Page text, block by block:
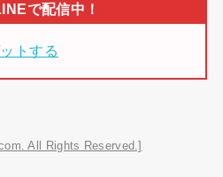
トする
All Rights Reserved.]